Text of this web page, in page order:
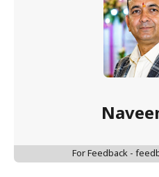
For Feedback -